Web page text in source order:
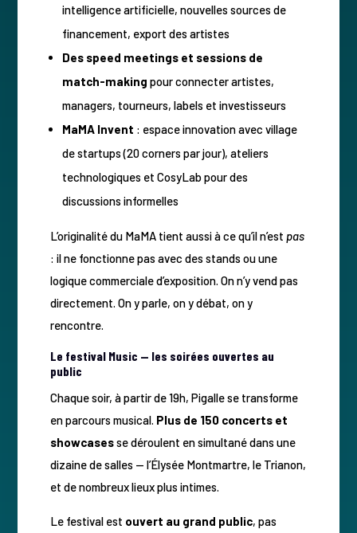
intelligence artificielle, nouvelles sources de
financement, export des artistes
Des speed meetings et sessions de
match-making pour connecter artistes,
managers, tourneurs, labels et investisseurs
MaMA Invent : espace innovation avec village
de startups (20 corners par jour), ateliers
technologiques et CosyLab pour des
discussions informelles
L’originalité du MaMA tient aussi à ce qu’il n’est pas
: il ne fonctionne pas avec des stands ou une
logique commerciale d’exposition. On n’y vend pas
directement. On y parle, on y débat, on y
rencontre.
Le festival Music — les soirées ouvertes au
public
Chaque soir, à partir de 19h, Pigalle se transforme
en parcours musical. Plus de 150 concerts et
showcasesse déroulent en simultané dans une
dizaine de salles — l’Élysée Montmartre, le Trianon,
et de nombreux lieux plus intimes.
Le festival est ouvert au grand public, pas